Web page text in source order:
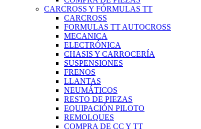
CARCROSS Y FÓRMULAS TT
CARCROSS
FORMULAS TT AUTOCROSS
MECANICA
ELECTRÓNICA
CHASIS Y CARROCERÍA
SUSPENSIONES
FRENOS
LLANTAS
NEUMÁTICOS
RESTO DE PIEZAS
EQUIPACIÓN PILOTO
REMOLQUES
COMPRA DE CC Y TT